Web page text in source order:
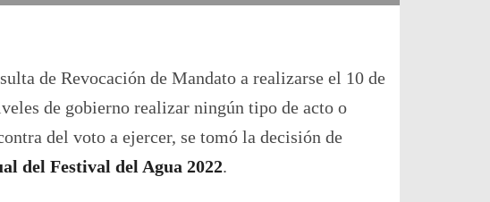
PINTURA
DEL
2022
de Revocación de Mandato a realizarse el 10 de
de gobierno realizar ningún tipo de acto o
del voto a ejercer, se tomó la decisión de
del Festival del Agua 2022.